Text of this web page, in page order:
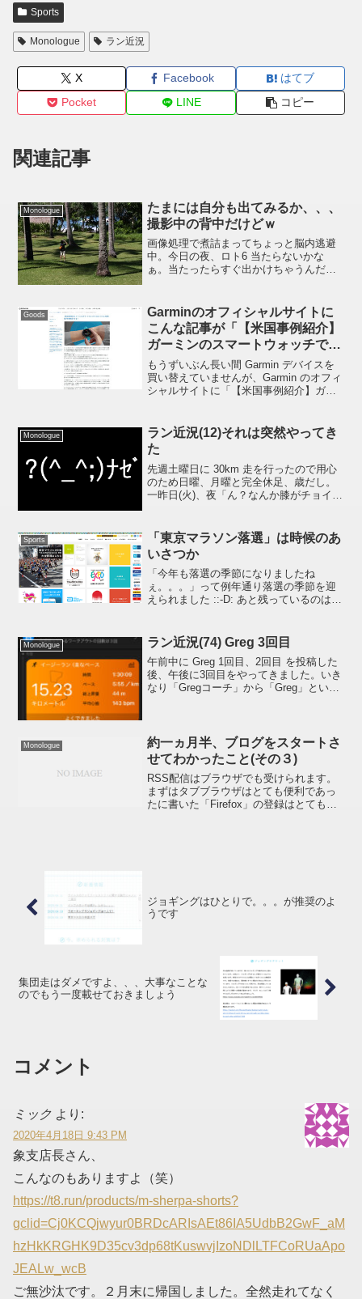
Sports
Monologue ラン近況
X Facebook
はてブ
Pocket
LINE コピー
関連記事
Monologue
たまには自分も出てみるか、、、
撮影中の背中だけどｗ
画像処理で煮詰まってちょっと脳内逃避
中。今日の夜、ロト6 当たらないかな
ぁ。当たったらすぐ出かけちゃうんだけ
だきました。。。。毎週末のウォーキン
グのおか...
Goods
Garminのオフィシャルサイトに
こんな記事が「【米国事例紹介】
ガーミンのスマートウォッチでコ
ロナウイルス感染症が早期発見で
きる？」
もうずいぶん長い間 Garmin デバイスを
買い替えていませんが、Garmin のオフィ
シャルサイトに「【米国事例紹介】ガー
事がアップされていました。読んでみた
ら「スマ...
Monologue
ラン近況(12)それは突然やってき
た
先週土曜日に 30km 走を行ったので用心
のため日曜、月曜と完全休足、歳だし。
一昨日(火)、夜「ん？なんか膝がチョイ痛
「走ると大丈夫？走れるじゃん。」途中
400m ...
Sports
「東京マラソン落選」は時候のあ
いさつか
「今年も落選の季節になりましたね
ぇ。。。」って例年通り落選の季節を迎
えられました ::-D: あと残っているのは
からエントリーしてたのか調べてみたら
今年で 4 回目...
Monologue ラン近況(74) Greg 3回目
午前中に Greg 1回目、2回目 を投稿した
後、午後に3回目をやってきました。いき
なり「Gregコーチ」から「Greg」という
～、G...
Monologue
約一ヵ月半、ブログをスタートさ
せてわかったこと(その３)
RSS配信はブラウザでも受けられます。
まずはタブブラウザはとても便利であっ
たに書いた「Firefox」の登録はとても簡
ジョギングはひとりで。。。が推奨のよ
うです
集団走はダメですよ、、、大事なことな
のでもう一度載せておきましょう
コメント
ミック より:
2020年4月18日 9:43 PM
象支店長さん、
こんなのもありますよ（笑）
https://t8.run/products/m-sherpa-shorts?
gclid=Cj0KCQjwyur0BRDcARIsAEt86IA5UdbB2GwF_aM
hzHkKRGHK9D35cv3dp68tKuswvjIzoNDlLTFCoRUaApo
JEALw_wcB
ご無沙汰です。２月末に帰国しました。全然走れてなく